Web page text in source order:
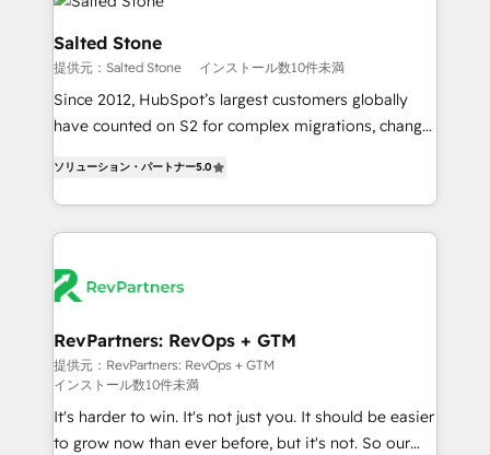
your team, migrate your data, and build AI-powered
workflows that drive adoption from week one, in
your time zone. What we do ➤ Onboarding: Live in
weeks, with workflows built around your business,
not a template. ➤ Migration: Move from any legacy
CRM. Zero downtime, full data integrity. ➤
Implementation: Configure HubSpot to run your
revenue process. Sales, marketing, and service wired
Ongoing Management: Monthly tune-ups, feature
rollouts, adoption coaching. Buying HubSpot,
built for the work.
Salted Stone
提供元：Salted Stone インストール数10件未満
Since 2012, HubSpot’s largest customers globally
have counted on S2 for complex migrations, change
solutions that deliver measurable impact and
transform brand experiences As one of the few full-
service creative agencies in the HubSpot
winning design to build scalable, globally
marketing campaigns, & RevOps frameworks that
fuel long-term success We connect the entire
customer lifecycle through seamless integrations,
ensure long-term adoption with change-
management programs, and align marketing, sales,
ソリューション・パートナー5.0
RevPartners: RevOps + GTM
提供元：RevPartners: RevOps + GTM
インストール数10件未満
It's harder to win. It's not just you. It should be easier
to grow now than ever before, but it's not. So our